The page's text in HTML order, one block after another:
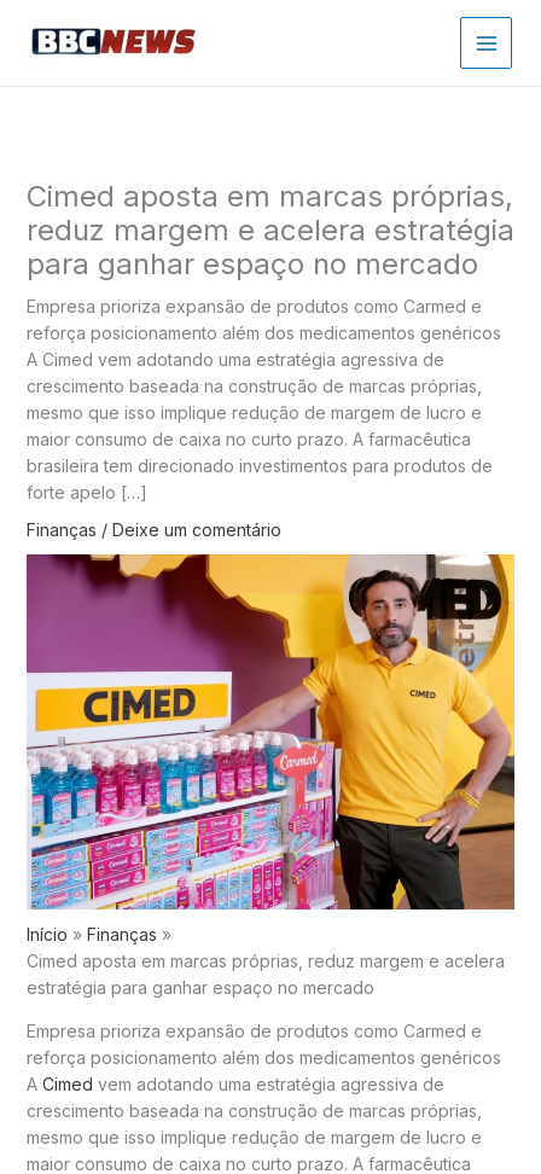
para
Cimed aposta em marcas próprias,
reduz margem e acelera estratégia
para ganhar espaço no mercado
Empresa prioriza expansão de produtos como Carmed e
reforça posicionamento além dos medicamentos genéricos
A Cimed vem adotando uma estratégia agressiva de
crescimento baseada na construção de marcas próprias,
mesmo que isso implique redução de margem de lucro e
maior consumo de caixa no curto prazo. A farmacêutica
brasileira tem direcionado investimentos para produtos de
forte apelo […]
Finanças / Deixe um comentário
Início
Finanças
Cimed aposta em marcas próprias, reduz margem e acelera
estratégia para ganhar espaço no mercado
Empresa prioriza expansão de produtos como Carmed e
reforça posicionamento além dos medicamentos genéricos
A Cimed vem adotando uma estratégia agressiva de
crescimento baseada na construção de marcas próprias,
mesmo que isso implique redução de margem de lucro e
maior consumo de caixa no curto prazo. A farmacêutica